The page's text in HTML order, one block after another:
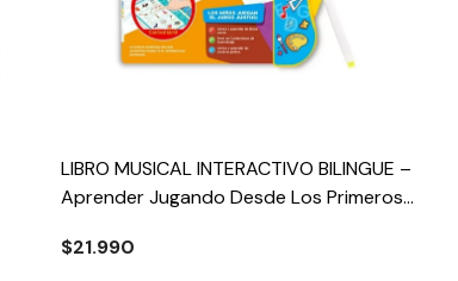
LIBRO MUSICAL INTERACTIVO BILINGUE –
Aprender Jugando Desde Los Primeros
$21.990